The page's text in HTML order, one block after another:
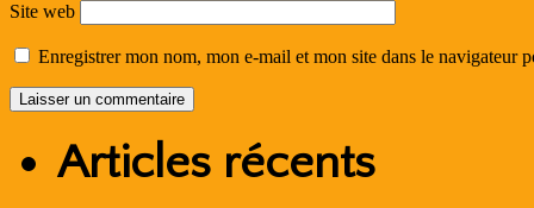
Site web
Enregistrer mon nom, mon e-mail et mon site dans le navigateur
Articles récents